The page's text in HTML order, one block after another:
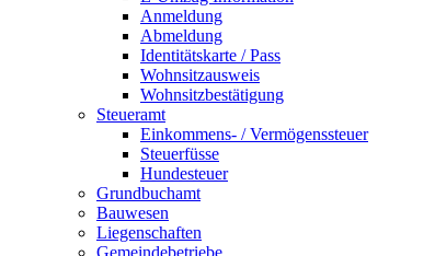
Anmeldung
Abmeldung
Identitätskarte / Pass
Wohnsitzausweis
Wohnsitzbestätigung
Steueramt
Einkommens- / Vermögenssteuer
Steuerfüsse
Hundesteuer
Grundbuchamt
Bauwesen
Liegenschaften
Gemeindebetriebe